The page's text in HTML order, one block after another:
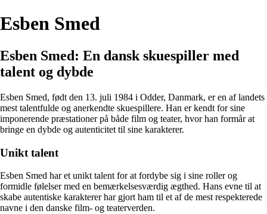
Esben Smed
Esben Smed: En dansk skuespiller med
talent og dybde
Esben Smed, født den 13. juli 1984 i Odder, Danmark, er en af landets
mest talentfulde og anerkendte skuespillere. Han er kendt for sine
imponerende præstationer på både film og teater, hvor han formår at
bringe en dybde og autenticitet til sine karakterer.
Unikt talent
Esben Smed har et unikt talent for at fordybe sig i sine roller og
formidle følelser med en bemærkelsesværdig ægthed. Hans evne til at
skabe autentiske karakterer har gjort ham til et af de mest respekterede
navne i den danske film- og teaterverden.